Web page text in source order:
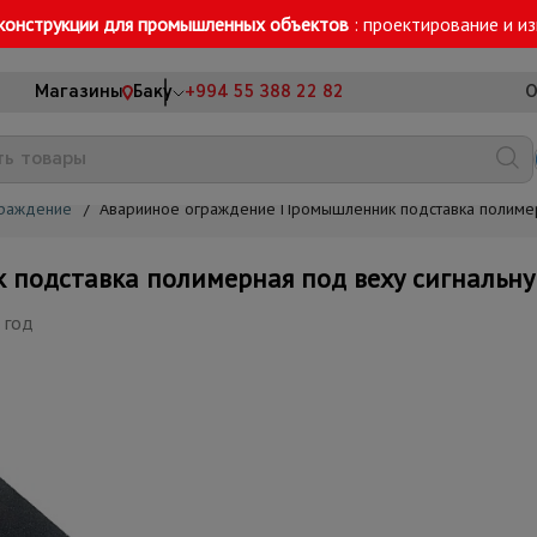
для промышленных объектов : проектирование и
Магазины Баку +994 55 388 22 82
/ Аварийное ограждение Промышленник подставка
полимерная под веху